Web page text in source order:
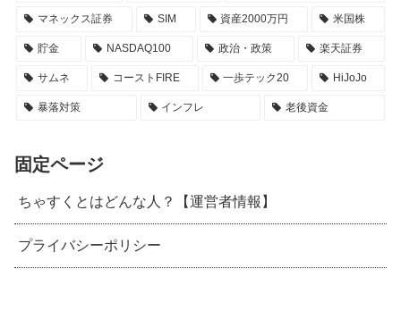
マネックス証券 SIM 資産2000万円 米国株
貯金 NASDAQ100 政治・政策 楽天証券
サムネ コーストFIRE 一歩テック20 HiJoJo
暴落対策 インフレ 老後資金
固定ページ
ちゃすくとはどんな人？【運営者情報】
プライバシーポリシー